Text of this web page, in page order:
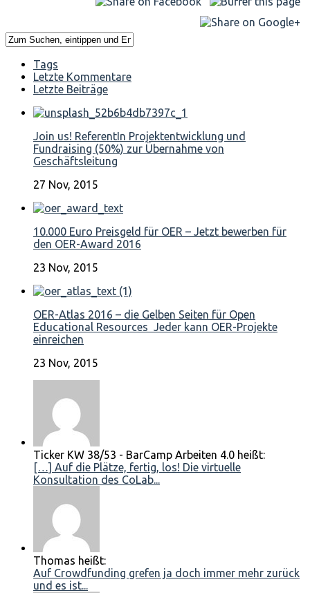
Tags
Letzte Kommentare
Letzte Beiträge
Join us! ReferentIn Projektentwicklung und
Fundraising (50%) zur Übernahme von
Geschäftsleitung
27 Nov, 2015
10.000 Euro Preisgeld für OER – Jetzt bewerben für
den OER-Award 2016
23 Nov, 2015
OER-Atlas 2016 – die Gelben Seiten für Open
Educational Resources Jeder kann OER-Projekte
einreichen
23 Nov, 2015
Ticker KW 38/53 - BarCamp Arbeiten 4.0 heißt:
[…] Auf die Plätze, fertig, los! Die virtuelle
Konsultation des CoLab...
Thomas heißt:
Auf Crowdfunding grefen ja doch immer mehr zurück
und es ist...